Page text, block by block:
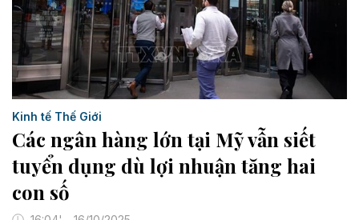
Kinh tế Thế Giới
Các ngân hàng lớn tại Mỹ vẫn siết
tuyển dụng dù lợi nhuận tăng hai
con số